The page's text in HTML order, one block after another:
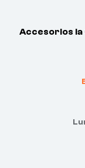
Accesorios la